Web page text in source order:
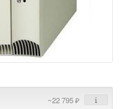
~22 795 ₽